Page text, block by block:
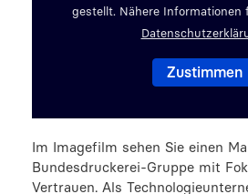
gestellt. Nähere Informationen
Im Imagefilm sehen Sie einen
Bundesdruckerei-Gruppe mit
Vertrauen. Als